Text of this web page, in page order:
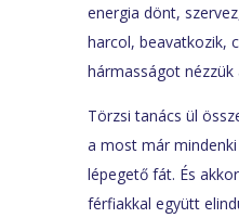
energia dönt,
harcol, beavatkozik,
hármasságot nézzük
Törzsi tanács ül
a most már
lépegető fát. És
férfiakkal együtt